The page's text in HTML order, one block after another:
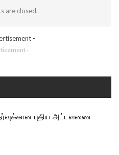
are closed.
-
புதிய அட்டவணை